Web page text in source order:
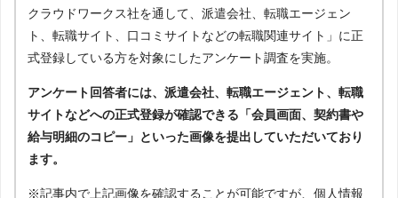
クラウドワークス社を通して、派遣会社、転職エージェン
ト、転職サイト、口コミサイトなどの転職関連サイト」に正
式登録している方を対象にしたアンケート調査を実施。
アンケート回答者には、派遣会社、転職エージェント、転職
サイトなどへの正式登録が確認できる「会員画面、契約書や
給与明細のコピー」といった画像を提出していただいており
ます。
※記事内で上記画像を確認することが可能ですが、個人情報